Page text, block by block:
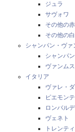
ジュラ
サヴォワ
その他の赤
その他の白
シャンパン・ヴァ
シャンパン
ヴァンム
イタリア
ヴァレ・
ピエモンテ
ロンバル
ヴェネト
トレンテ